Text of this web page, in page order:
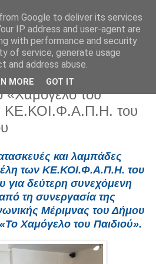
«Χαμόγελο του
ΚΕ.ΚΟΙ.Φ.Α.Π.Η. του
και λαμπάδες
των ΚΕ.ΚΟΙ.Φ.Α.Π.Η. του
για δεύτερη συνεχόμενη
τη συνεργασία της
Μέριμνας του Δήμου
Χαμόγελο του Παιδιού».
Google to deliver its services
IP address and user-agent are
with performance and security
of service, generate usage
address abuse.
MORE GOT IT